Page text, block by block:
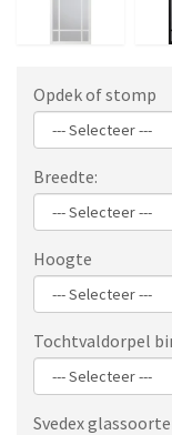
Opdek of stomp
Breedte:
Hoogte
Tochtvaldorpel
Svedex